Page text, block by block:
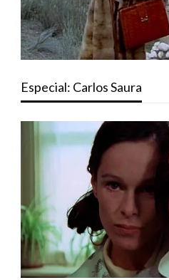
Especial: Carlos Saura